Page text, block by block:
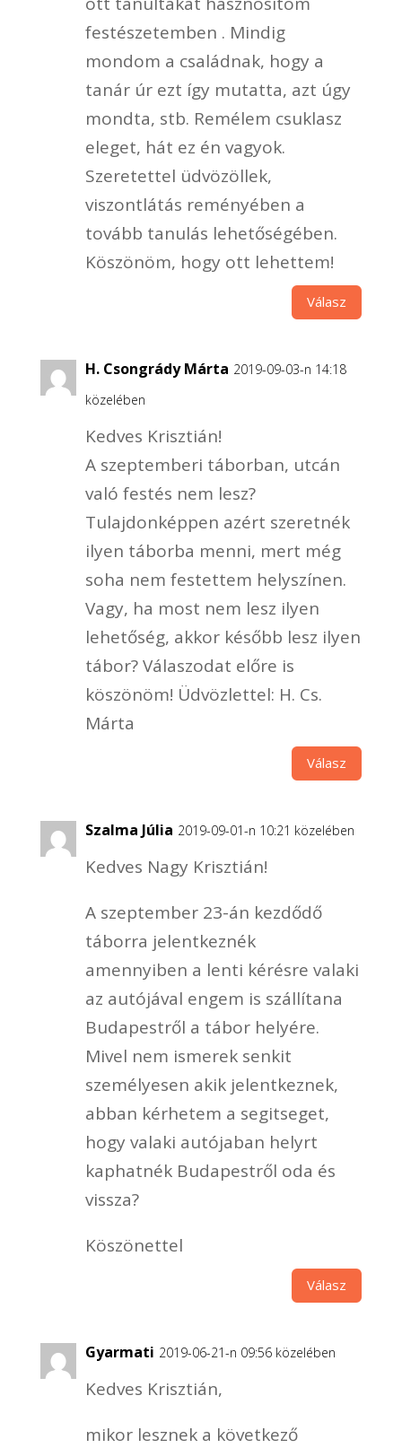
festészetemben . Mindig
mondom a családnak, hogy a
tanár úr ezt így mutatta, azt úgy
mondta, stb. Remélem csuklasz
eleget, hát ez én vagyok.
Szeretettel üdvözöllek,
viszontlátás reményében a
tovább tanulás lehetőségében.
Köszönöm, hogy ott lehettem!
Válasz
H. Csongrády Márta 2019-09-03-n 14:18
közelében
Kedves Krisztián!
A szeptemberi táborban, utcán
való festés nem lesz?
Tulajdonképpen azért szeretnék
ilyen táborba menni, mert még
soha nem festettem helyszínen.
Vagy, ha most nem lesz ilyen
lehetőség, akkor később lesz ilyen
tábor? Válaszodat előre is
köszönöm! Üdvözlettel: H. Cs.
Márta
Válasz
Szalma Júlia 2019-09-01-n 10:21 közelében
Kedves Nagy Krisztián!
A szeptember 23-án kezdődő
táborra jelentkeznék
amennyiben a lenti kérésre valaki
az autójával engem is szállítana
Budapestről a tábor helyére.
Mivel nem ismerek senkit
személyesen akik jelentkeznek,
abban kérhetem a segitseget,
hogy valaki autójaban helyrt
kaphatnék Budapestről oda és
vissza?
Köszönettel
Válasz
Gyarmati 2019-06-21-n 09:56 közelében
Kedves Krisztián,
mikor lesznek a következő